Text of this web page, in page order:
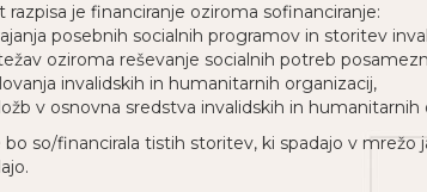
razpisa je financiranje oziroma sofinanciranje:
posebnih socialnih programov in storitev
oziroma reševanje socialnih potreb
invalidskih in humanitarnih organizacij,
v osnovna sredstva invalidskih in
bo so/financirala tistih storitev, ki spadajo v